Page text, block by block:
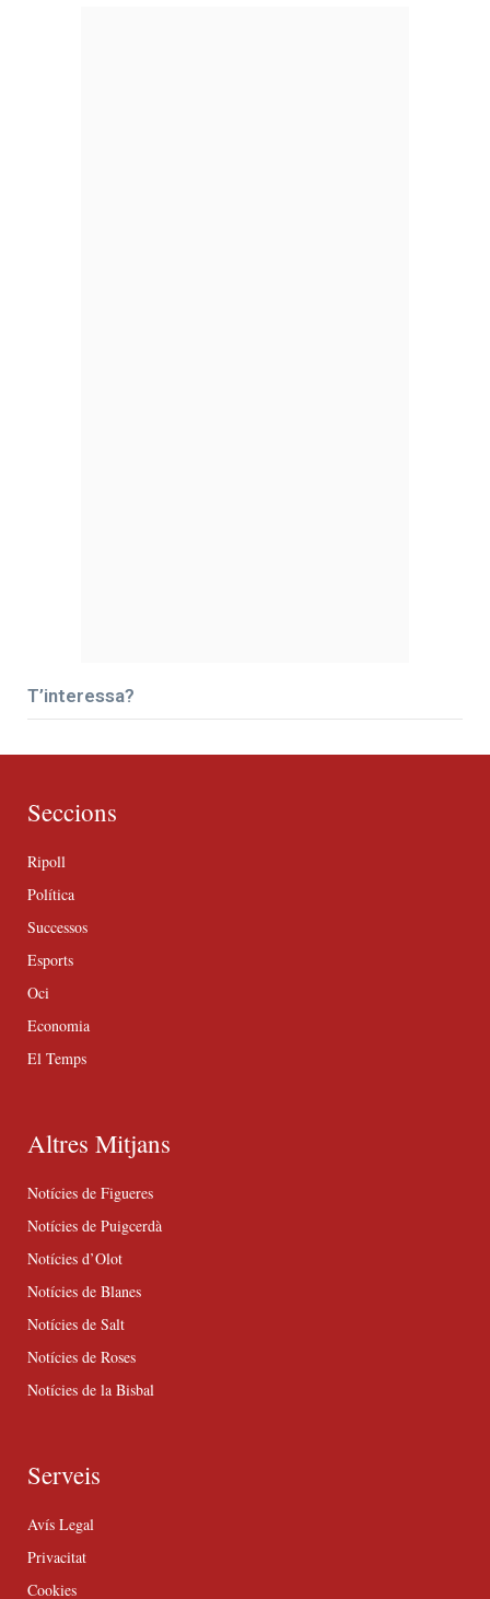
T’interessa?
Seccions
Ripoll
Política
Successos
Esports
Oci
Economia
El Temps
Altres Mitjans
Notícies de Figueres
Notícies de Puigcerdà
Notícies d’Olot
Notícies de Blanes
Notícies de Salt
Notícies de Roses
Notícies de la Bisbal
Serveis
Avís Legal
Privacitat
Cookies